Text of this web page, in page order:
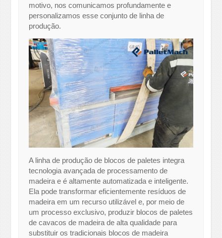
motivo, nos comunicamos profundamente e
personalizamos esse conjunto de linha de
produção.
A linha de produção de blocos de paletes integra
tecnologia avançada de processamento de
madeira e é altamente automatizada e inteligente.
Ela pode transformar eficientemente resíduos de
madeira em um recurso utilizável e, por meio de
um processo exclusivo, produzir blocos de paletes
de cavacos de madeira de alta qualidade para
substituir os tradicionais blocos de madeira